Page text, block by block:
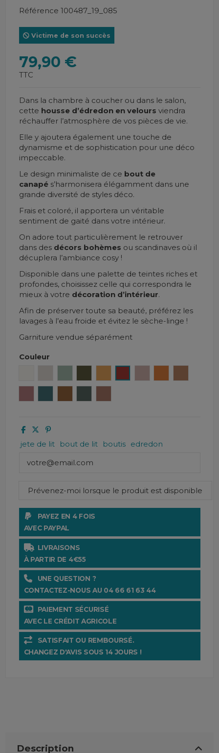
Référence 100487_19_085
Victime de son succès
79,90 €
TTC
Dans la chambre à coucher ou dans le salon,
cette housse d’édredon en velours viendra
réchauffer l’atmosphère de vos pièces de vie.
Elle y ajoutera également une touche de
dynamisme et de sophistication pour une déco
impeccable.
Le design minimaliste de ce bout de
canapés’harmonisera élégamment dans une
grande diversité de styles déco.
Frais et coloré, il apportera un véritable
sentiment de gaité dans votre intérieur.
On adore tout particulièrement le retrouver
dans des décors bohèmes ou scandinaves où il
décuplera l’ambiance cosy !
Disponible dans une palette de teintes riches et
profondes, choisissez celle qui correspondra le
mieux à votre décoration d’intérieur.
Afin de préserver toute sa beauté, préférez les
lavages à l’eau froide et évitez le sèche-linge !
Garniture vendue séparément
Couleur
jete de lit bout de lit boutis edredon
PAYEZ EN 4 FOIS
AVEC PAYPAL
LIVRAISONS
À PARTIR DE 4€55
UNE QUESTION ?
CONTACTEZ-NOUS AU 04 66 61 63 44
PAIEMENT SÉCURISÉ
AVEC LE CRÉDIT AGRICOLE
SATISFAIT OU REMBOURSÉ.
CHANGEZ D'AVIS SOUS 14 JOURS !
Description